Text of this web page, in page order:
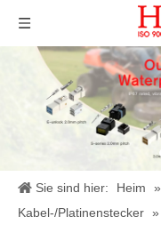
Sie sind hier: Heim »
Kabel-/Platinenstecker »